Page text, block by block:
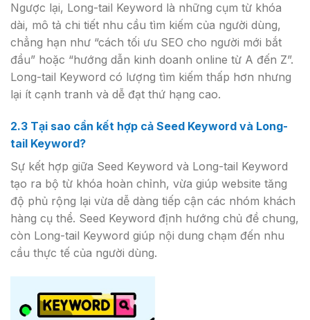
Ngược lại, Long-tail Keyword là những cụm từ khóa
dài, mô tả chi tiết nhu cầu tìm kiếm của người dùng,
chẳng hạn như “cách tối ưu SEO cho người mới bắt
đầu” hoặc “hướng dẫn kinh doanh online từ A đến Z”.
Long-tail Keyword có lượng tìm kiếm thấp hơn nhưng
lại ít cạnh tranh và dễ đạt thứ hạng cao.
2.3 Tại sao cần kết hợp cả Seed Keyword và Long-
tail Keyword?
Sự kết hợp giữa Seed Keyword và Long-tail Keyword
tạo ra bộ từ khóa hoàn chỉnh, vừa giúp website tăng
độ phủ rộng lại vừa dễ dàng tiếp cận các nhóm khách
hàng cụ thể. Seed Keyword định hướng chủ đề chung,
còn Long-tail Keyword giúp nội dung chạm đến nhu
cầu thực tế của người dùng.